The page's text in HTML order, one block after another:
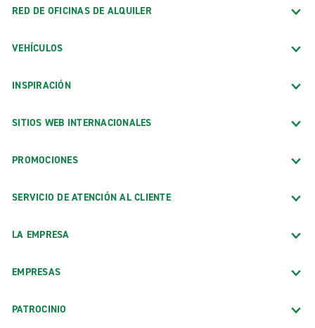
RED DE OFICINAS DE ALQUILER
VEHÍCULOS
INSPIRACIÓN
SITIOS WEB INTERNACIONALES
PROMOCIONES
SERVICIO DE ATENCIÓN AL CLIENTE
LA EMPRESA
EMPRESAS
PATROCINIO